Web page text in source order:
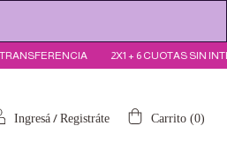
SIN INTERÉS 2X1 + 20% OFF POR
Ingresá / Registráte Carrito (0)